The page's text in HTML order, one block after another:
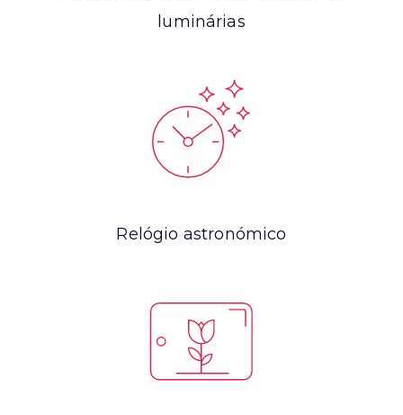
luminárias
Relógio astronómico